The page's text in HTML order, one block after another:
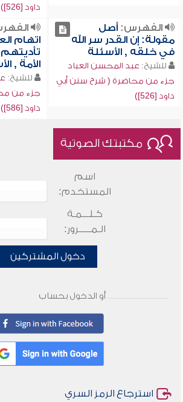
داود [526])
الفهرس:أصل
مقولة: إن القدر سر الله
في خلقه , الأسئلة
للشيخ: عبد المحسن العباد
جزء من محاضرة ( شرح سنن أبي
داود [526])
اتهام
الأمة ,
للشيخ:
جزء من
داود [586])
مكتبتك الصوتية
اسم
المستخدم:
كـلـــمـة
الـمـــــرور:
دخول المشتركين
أو الدخول بحساب
استرجاع الرمز السري